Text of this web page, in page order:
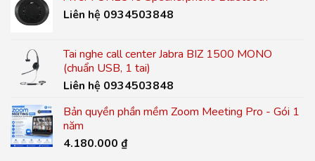
Liên hệ 0934503848
Tai nghe call center Jabra BIZ 1500 MONO
(chuẩn USB, 1 tai)
Liên hệ 0934503848
Bản quyền phần mềm Zoom Meeting Pro - Gói 1
năm
4.180.000 ₫